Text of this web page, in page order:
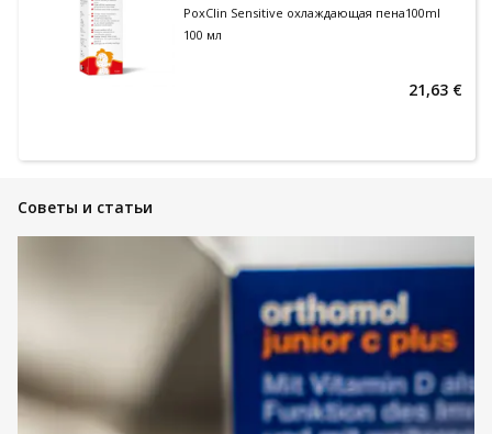
PoxClin Sensitive охлаждающая пена100ml
100 мл
21,63 €
Советы и статьи